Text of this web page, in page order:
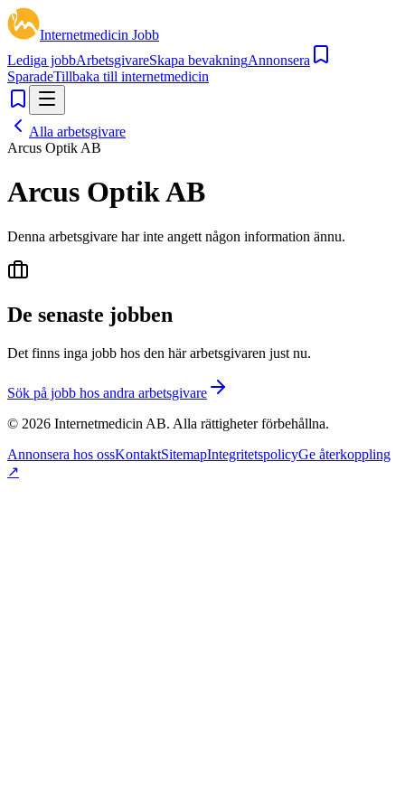
Internetmedicin Jobb
Lediga jobbArbetsgivareSkapa bevakningAnnonsera
SparadeTillbaka till internetmedicin
Alla arbetsgivare
Arcus Optik AB
Arcus Optik AB
Denna arbetsgivare har inte angett någon information ännu.
De senaste jobben
Det finns inga jobb hos den här arbetsgivaren just nu.
Sök på jobb hos andra arbetsgivare
© 2026 Internetmedicin AB. Alla rättigheter förbehållna.
Annonsera hos ossKontaktSitemapIntegritetspolicyGe återkoppling
↗